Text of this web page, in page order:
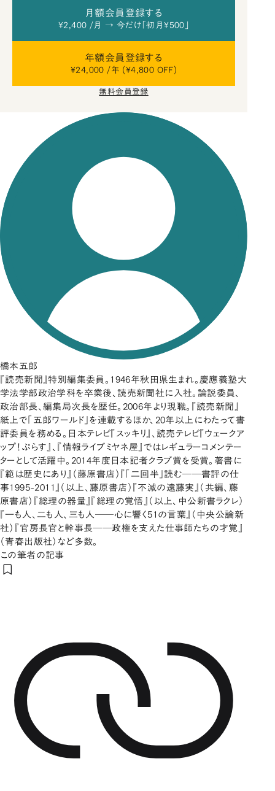
月額会員登録する
¥2,400 /月 → 今だけ「初月¥500」
年額会員登録する
¥24,000 /年 (¥4,800 OFF)
無料会員登録
橋本五郎
『読売新聞』特別編集委員。1946年秋田県生まれ。慶應義塾大
学法学部政治学科を卒業後、読売新聞社に入社。論説委員、
政治部長、編集局次長を歴任。2006年より現職。『読売新聞』
紙上で「五郎ワールド」を連載するほか、20年以上にわたって書
評委員を務める。日本テレビ『スッキリ』、読売テレビ『ウェークア
ップ！ぷらす』、『情報ライブミヤネ屋』ではレギュラーコメンテー
ターとして活躍中。2014年度日本記者クラブ賞を受賞。著書に
『範は歴史にあり』（藤原書店）『「二回半」読む――書評の仕
事1995-2011』（以上、藤原書店）『不滅の遠藤実』（共編、藤
原書店）『総理の器量』『総理の覚悟』（以上、中公新書ラクレ）
『一も人、二も人、三も人――心に響く51の言葉』（中央公論新
社）『官房長官と幹事長――政権を支えた仕事師たちの才覚』
（青春出版社）など多数。
この筆者の記事